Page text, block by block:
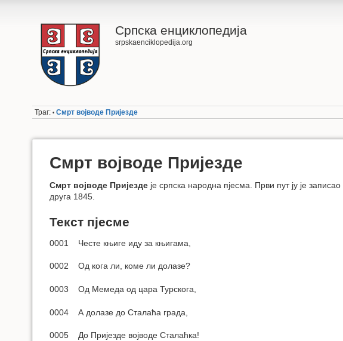
Српска енциклопедија
srpskaenciklopedija.org
Траг: • Смрт војводе Пријезде
Смрт војводе Пријезде
Смрт војводе Пријезде је српска народна пјесма. Први пут ју је записао
друга 1845.
Текст пјесме
0001 Честе књиге иду за књигама,
0002 Од кога ли, коме ли долазе?
0003 Од Мемеда од цара Турскога,
0004 А долазе до Сталаћа града,
0005 До Пријезде војводе Сталаћка!